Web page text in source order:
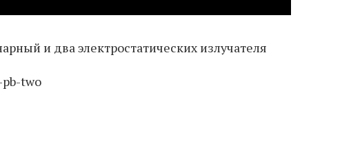
и два электростатических излучателя
two